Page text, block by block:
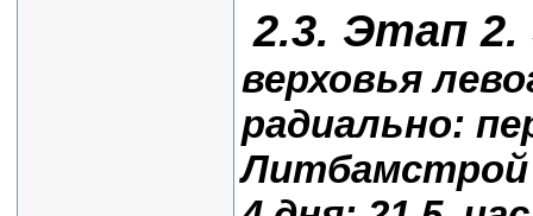
2.3. Этап 2.
верховья
радиально:
Литбамстрой